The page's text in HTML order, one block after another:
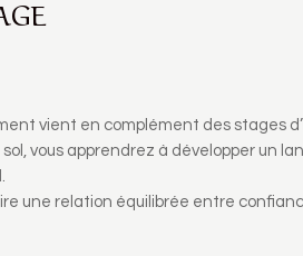
vient en complément des stages
vous apprendrez à développer un
une relation équilibrée entre